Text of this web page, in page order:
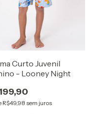
Curto Juvenil
- Looney Night
R$49,98 sem juros